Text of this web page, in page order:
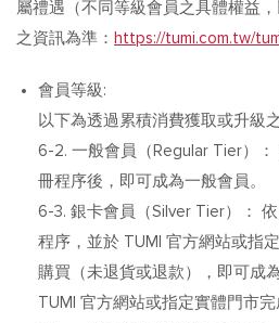
屬禮遇（不同等級會員之具體權益
之資訊為準： https://tumi.com.tw/
會員等級:
以下為透過累積消費獲取或升級
6-2. 一般會員（Regular Tier）
冊程序後，即可成為一般會員。
6-3. 銀卡會員（Silver Tier）：
程序，並於 TUMI 官方網站或指
購買（未退貨或退款），即可成
TUMI 官方網站或指定實體門市